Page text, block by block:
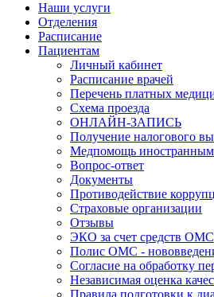
Наши услуги
Отделения
Расписание
Пациентам
Личный кабинет
Расписание врачей
Перечень платных
Схема проезда
ОНЛАЙН-ЗАПИСЬ
Получение налогового
Медпомощь
Вопрос-ответ
Документы
Противодействие
Страховые организации
Отзывы
ЭКО за счет средств ОМС
Полис ОМС -
Согласие на обработку
Независимая оценка
Правила подготовки к